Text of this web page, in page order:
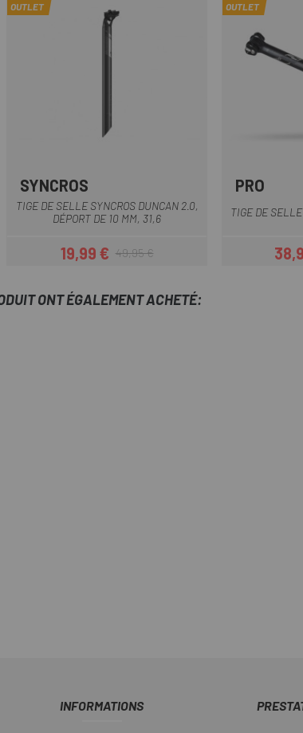
OUTLET
SYNCROS
TIGE DE SELLE SYNCROS DUNCAN 2.0,
DÉPORT DE 10 MM, 31,6
Prix
19,99 €Prix habituel
49,95 €
OUTLET
PRO
TIGE DE
ONT ÉGALEMENT ACHETÉ:
INFORMATIONS